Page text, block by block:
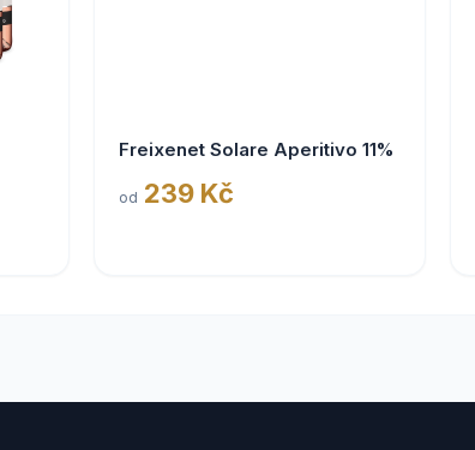
Freixenet Solare Aperitivo 11%
od 239 Kč